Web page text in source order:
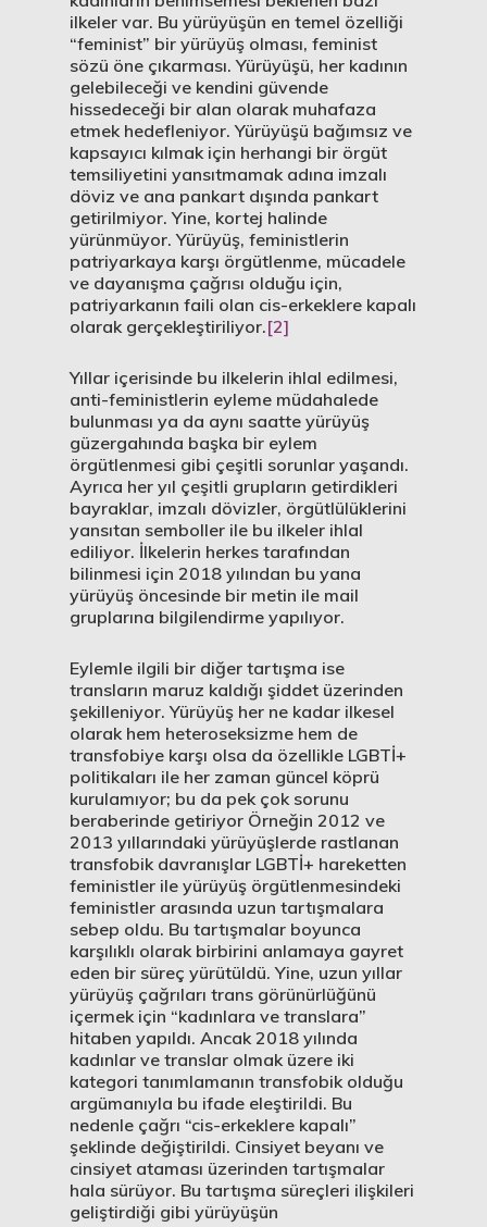
ilkeler var. Bu yürüyüşün en temel özelliği
“feminist” bir yürüyüş olması, feminist
sözü öne çıkarması. Yürüyüşü, her kadının
gelebileceği ve kendini güvende
hissedeceği bir alan olarak muhafaza
etmek hedefleniyor. Yürüyüşü bağımsız ve
kapsayıcı kılmak için herhangi bir örgüt
temsiliyetini yansıtmamak adına imzalı
döviz ve ana pankart dışında pankart
getirilmiyor. Yine, kortej halinde
yürünmüyor. Yürüyüş, feministlerin
patriyarkaya karşı örgütlenme, mücadele
ve dayanışma çağrısı olduğu için,
patriyarkanın faili olan cis-erkeklere kapalı
olarak gerçekleştiriliyor.[2]
Yıllar içerisinde bu ilkelerin ihlal edilmesi,
anti-feministlerin eyleme müdahalede
bulunması ya da aynı saatte yürüyüş
güzergahında başka bir eylem
örgütlenmesi gibi çeşitli sorunlar yaşandı.
Ayrıca her yıl çeşitli grupların getirdikleri
bayraklar, imzalı dövizler, örgütlülüklerini
yansıtan semboller ile bu ilkeler ihlal
ediliyor. İlkelerin herkes tarafından
bilinmesi için 2018 yılından bu yana
yürüyüş öncesinde bir metin ile mail
gruplarına bilgilendirme yapılıyor.
Eylemle ilgili bir diğer tartışma ise
transların maruz kaldığı şiddet üzerinden
şekilleniyor. Yürüyüş her ne kadar ilkesel
olarak hem heteroseksizme hem de
transfobiye karşı olsa da özellikle LGBTİ+
politikaları ile her zaman güncel köprü
kurulamıyor; bu da pek çok sorunu
beraberinde getiriyor Örneğin 2012 ve
2013 yıllarındaki yürüyüşlerde rastlanan
transfobik davranışlar LGBTİ+ hareketten
feministler ile yürüyüş örgütlenmesindeki
feministler arasında uzun tartışmalara
sebep oldu. Bu tartışmalar boyunca
karşılıklı olarak birbirini anlamaya gayret
eden bir süreç yürütüldü. Yine, uzun yıllar
yürüyüş çağrıları trans görünürlüğünü
içermek için “kadınlara ve translara”
hitaben yapıldı. Ancak 2018 yılında
kadınlar ve translar olmak üzere iki
kategori tanımlamanın transfobik olduğu
argümanıyla bu ifade eleştirildi. Bu
nedenle çağrı “cis-erkeklere kapalı”
şeklinde değiştirildi. Cinsiyet beyanı ve
cinsiyet ataması üzerinden tartışmalar
hala sürüyor. Bu tartışma süreçleri ilişkileri
geliştirdiği gibi yürüyüşün